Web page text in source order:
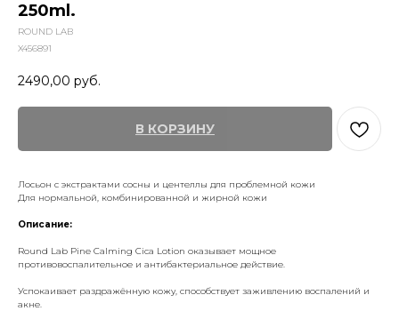
250ml.
ROUND LAB
X456891
2490,00 руб.
В КОРЗИНУ
Лосьон с экстрактами сосны и центеллы для проблемной кожи
Для нормальной, комбинированной и жирной кожи
Описание:
Round Lab Pine Calming Cica Lotion оказывает мощное
противовоспалительное и антибактериальное действие.
Успокаивает раздражённую кожу, способствует заживлению воспалений и
акне.